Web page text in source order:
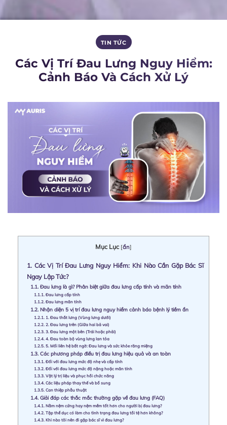
TIN TỨC
Các Vị Trí Đau Lưng Nguy Hiểm:
Cảnh Báo Và Cách Xử Lý
Mục Lục [ẩn]
1. Các Vị Trí Đau Lưng Nguy Hiểm: Khi Nào Cần Gặp Bác Sĩ
Ngay Lập Tức?
1.1. Đau lưng là gì? Phân biệt giữa đau lưng cấp tính và mãn tính
1.1.1. Đau lưng cấp tính
1.1.2. Đau lưng mãn tính
1.2. Nhận diện 5 vị trí đau lưng nguy hiểm cảnh báo bệnh lý tiềm ẩn
1.2.1. 1. Đau thắt lưng (Vùng lưng dưới)
1.2.2. 2. Đau lưng trên (Giữa hai bả vai)
1.2.3. 3. Đau lưng một bên (Trái hoặc phải)
1.2.4. 4. Đau toàn bộ vùng lưng lan tỏa
1.2.5. 5. Mối liên hệ bất ngờ: Đau lưng và sức khỏe răng miệng
1.3. Các phương pháp điều trị đau lưng hiệu quả và an toàn
1.3.1. Đối với đau lưng mức độ nhẹ và cấp tính
1.3.2. Đối với đau lưng mức độ nặng hoặc mãn tính
1.3.3. Vật lý trị liệu và phục hồi chức năng
1.3.4. Các liệu pháp thay thế và bổ sung
1.3.5. Can thiệp phẫu thuật
1.4. Giải đáp các thắc mắc thường gặp về đau lưng (FAQ)
1.4.1. Nằm nệm cứng hay nệm mềm tốt hơn cho người bị đau lưng?
1.4.2. Tập thể dục có làm cho tình trạng đau lưng tồi tệ hơn không?
1.4.3. Khi nào tôi nên đi gặp bác sĩ vì đau lưng?